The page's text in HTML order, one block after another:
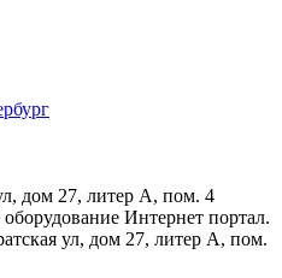
дом 27, литер А, пом. 4
Интернет портал.
ул, дом 27, литер А, пом.